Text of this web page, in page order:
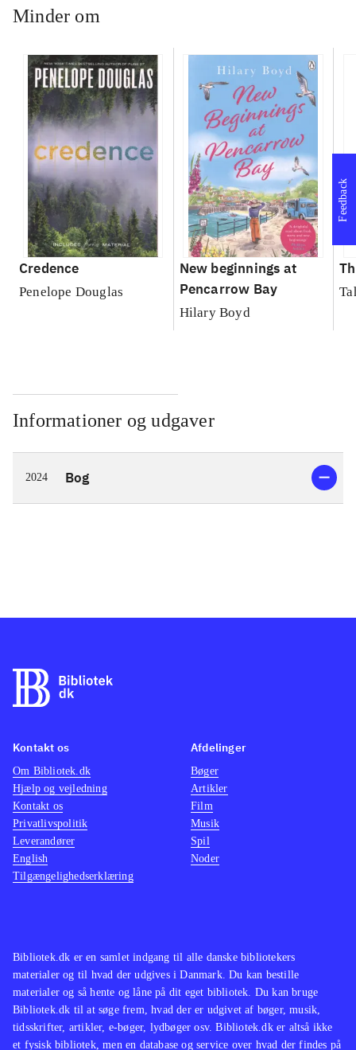
Minder om
Credence
Penelope Douglas
New beginnings at
Pencarrow Bay
Hilary Boyd
Informationer og udgaver
2024 Bog
Feedback
Bibliotek.dk er en samlet indgang til alle danske bibliotekers
materialer og til hvad der udgives i Danmark. Du kan bestille
materialer og så hente og låne på dit eget bibliotek. Du kan bruge
Bibliotek.dk til at søge frem, hvad der er udgivet af bøger, musik,
tidsskrifter, artikler, e-bøger, lydbøger osv. Bibliotek.dk er altså ikke
et fysisk bibliotek, men en database og service over hvad der findes på
Kontakt os
Om Bibliotek.dk
Hjælp og vejledning
Kontakt os
Privatlivspolitik
Leverandører
English
Tilgængelighedserklæring
Afdelinger
Bøger
Artikler
Film
Musik
Spil
Noder